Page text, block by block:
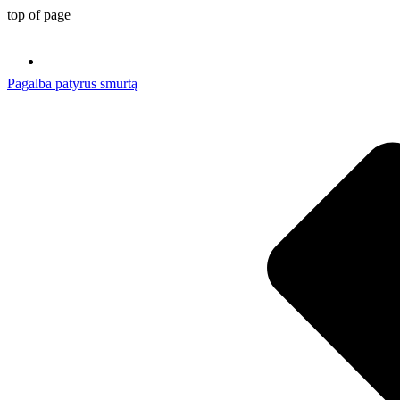
top of page
Pagalba patyrus smurtą